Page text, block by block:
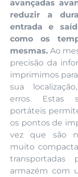
avançadas
reduzir a
entrada e
como os
mesmas. Ao
precisão da
imprimimos
sua
erros. Estas
portáteis
os pontos de
vez que são
muito
armazém com